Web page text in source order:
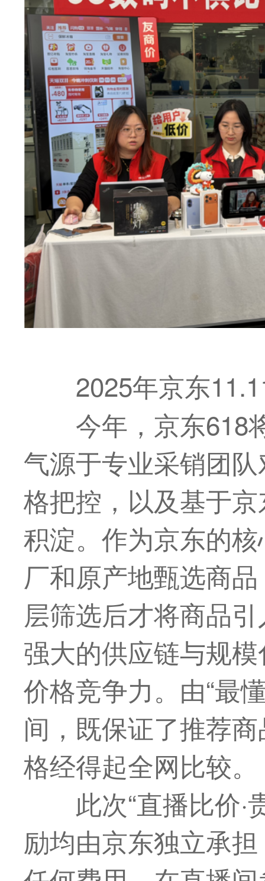
2025年京东
今年，京东618
气源于专业采销团
格把控，以及基于
积淀。作为京东的
厂和原产地甄选商
层筛选后才将商品
强大的供应链与规
价格竞争力。由“最
间，既保证了推荐
格经得起全网比较。
此次“直播比价
励均由京东独立承